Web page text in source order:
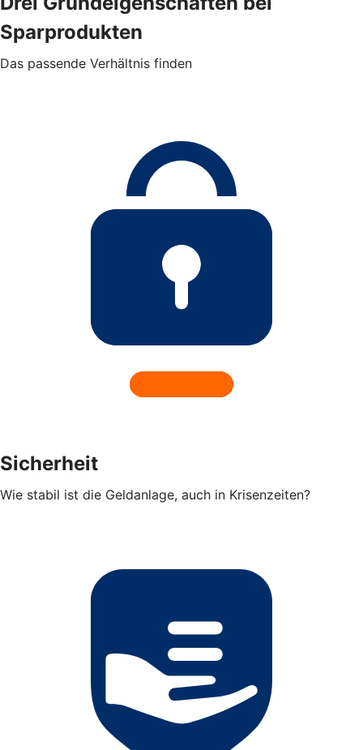
Sparprodukten
Das passende Verhältnis finden
Sicherheit
Wie stabil ist die Geldanlage, auch in Krisenzeiten?